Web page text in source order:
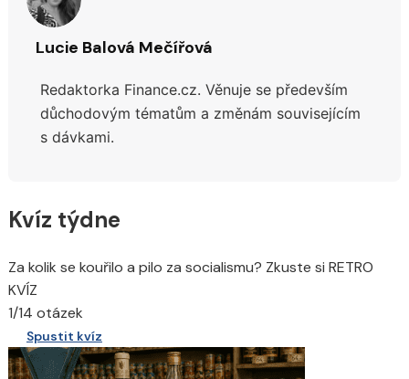
Lucie Balová Mečířová
Redaktorka Finance.cz. Věnuje se především
důchodovým tématům a změnám souvisejícím
s dávkami.
Kvíz týdne
Za kolik se kouřilo a pilo za socialismu? Zkuste si RETRO
KVÍZ
1/14 otázek
Spustit kvíz